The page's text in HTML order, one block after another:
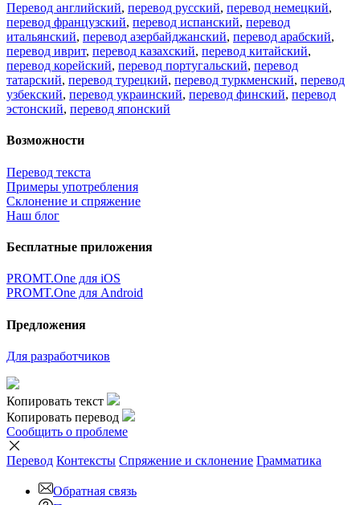
Перевод английский, перевод русский, перевод немецкий,
перевод французский, перевод испанский, перевод
итальянский, перевод азербайджанский, перевод арабский,
перевод иврит, перевод казахский, перевод китайский,
перевод корейский, перевод португальский, перевод
татарский, перевод турецкий, перевод туркменский, перевод
узбекский, перевод украинский, перевод финский, перевод
эстонский, перевод японский
Возможности
Перевод текста
Примеры употребления
Склонение и спряжение
Наш блог
Бесплатные приложения
PROMT.One для iOS
PROMT.One для Android
Предложения
Для разработчиков
Копировать текст
Копировать перевод
Сообщить о проблеме
Перевод Контексты Спряжение и склонение Грамматика
Обратная связь